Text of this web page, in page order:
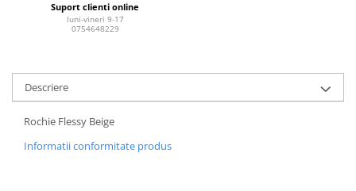
Suport clienti online
luni-vineri 9-17
0754648229
Descriere
Rochie Flessy Beige
Informatii conformitate produs